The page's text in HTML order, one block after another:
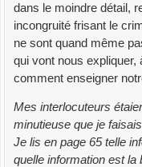
dans le moindre détail,
incongruité frisant le
ne sont quand même
qui vont nous expliquer,
comment enseigner
Mes interlocuteurs
minutieuse que je
Je lis en page 65 telle
quelle information est la